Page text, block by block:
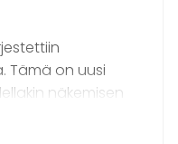
Tämä on uusi
näkemisen